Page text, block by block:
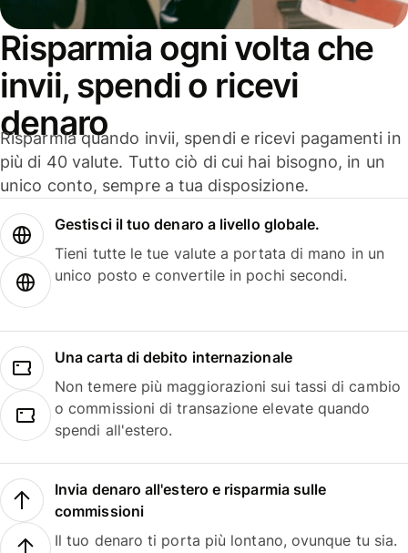
Risparmia ogni volta che
invii, spendi o ricevi
denaro
Risparmia quando invii, spendi e ricevi pagamenti in
più di 40 valute. Tutto ciò di cui hai bisogno, in un
unico conto, sempre a tua disposizione.
Gestisci il tuo denaro a livello globale.
Tieni tutte le tue valute a portata di mano in un
unico posto e convertile in pochi secondi.
Una carta di debito internazionale
Non temere più maggiorazioni sui tassi di cambio
o commissioni di transazione elevate quando
spendi all'estero.
Invia denaro all'estero e risparmia sulle
commissioni
Il tuo denaro ti porta più lontano, ovunque tu sia.